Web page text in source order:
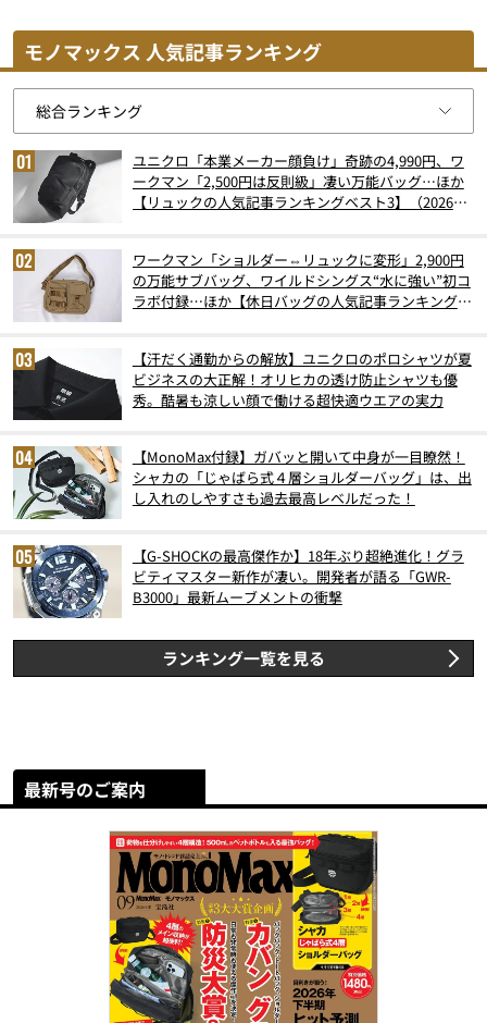
モノマックス 人気記事ランキング
ユニクロ「本業メーカー顔負け」奇跡の4,990円、ワ
ークマン「2,500円は反則級」凄い万能バッグ…ほか
【リュックの人気記事ランキングベスト3】（2026年
ワークマン「ショルダー⇔リュックに変形」2,900円
の万能サブバッグ、ワイルドシングス“水に強い”初コ
ラボ付録…ほか【休日バッグの人気記事ランキングベ
【汗だく通勤からの解放】ユニクロのポロシャツが夏
ビジネスの大正解！オリヒカの透け防止シャツも優
秀。酷暑も涼しい顔で働ける超快適ウエアの実力
【MonoMax付録】ガバッと開いて中身が一目瞭然！
シャカの「じゃばら式４層ショルダーバッグ」は、出
し入れのしやすさも過去最高レベルだった！
【G-SHOCKの最高傑作か】18年ぶり超絶進化！グラ
ビティマスター新作が凄い。開発者が語る「GWR-
B3000」最新ムーブメントの衝撃
ランキング一覧を見る
最新号のご案内